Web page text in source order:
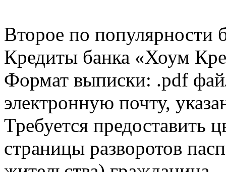
Второе по популярности
Кредиты банка «Хоум
Формат выписки: .pdf
электронную почту,
Требуется предоставить
страницы разворотов